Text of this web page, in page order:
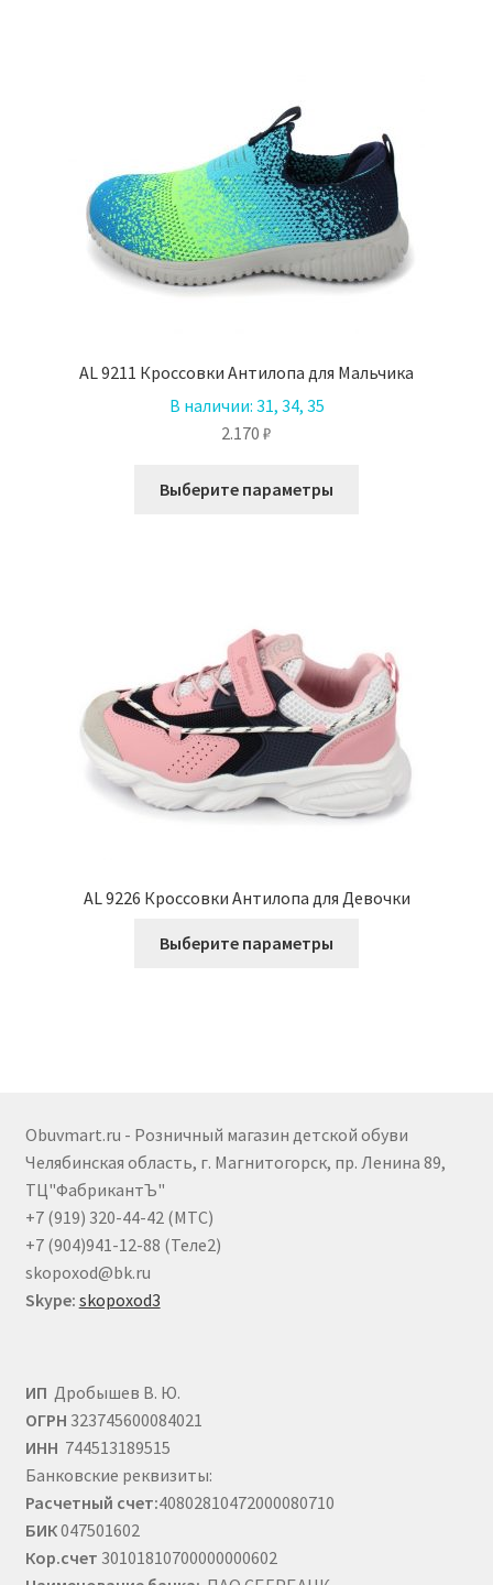
выбрать
на
странице
товара.
AL 9211 Кроссовки Антилопа для Мальчика
В наличии: 31, 34, 35
2.170 ₽
Выберите параметры
выбрать
на
странице
товара.
AL 9226 Кроссовки Антилопа для Девочки
Выберите параметры
выбрать
на
Obuvmart.ru - Розничный магазин детской обуви
Челябинская область, г. Магнитогорск, пр. Ленина 89,
ТЦ"ФабрикантЪ"
+7 (919) 320-44-42 (МТС)
+7 (904)941-12-88 (Теле2)
skopoxod@bk.ru
Skype: skopoxod3
ИП Дробышев В. Ю.
ОГРН 323745600084021
ИНН 744513189515
Банковские реквизиты:
Расчетный счет:40802810472000080710
БИК047501602
Кор.счет 30101810700000000602